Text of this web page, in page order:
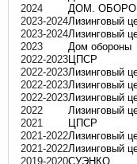
2024
ДОМ.
2023-2024Лизинговый
2023-2024Лизинговый
2023
Дом обороны
2022-2023ЦПСР
2022-2023Лизинговый
2022-2023Лизинговый
2022-2023Лизинговый
2022
Лизинговый
2021
ЦПСР
2021-2022Лизинговый
2021-2022Лизинговый
2019-2020СУЭНКО